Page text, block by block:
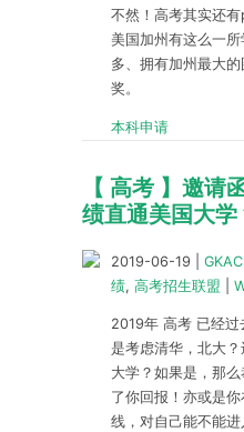
不然！高考其实还
美国加州有这么一
多、拥有加州最大
奖。
本科申请
【 高考 】邀请
绩直通美国大学
2019-06-19 GKAC
绩, 高考招生联盟
2019年 高考 已经过
是考虑清华，北大
大学？如果是，那
了你回报！亦或是
线，对自己能不能